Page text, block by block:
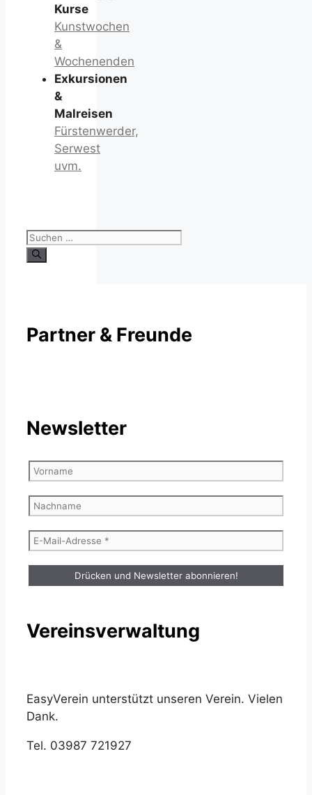
Kurse
Kunstwochen
&
Wochenenden
Exkursionen
&
Malreisen
Fürstenwerder,
Serwest
uvm.
Suchen
nach:
Partner & Freunde
Newsletter
Vereinsverwaltung
EasyVerein unterstützt unseren Verein. Vielen
Dank.
Tel. 03987 721927